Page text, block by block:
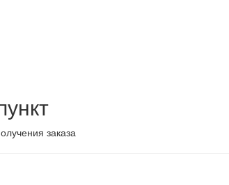
заказа